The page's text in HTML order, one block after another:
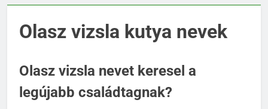
Olasz vizsla kutya nevek
Olasz vizsla nevet keresel a
legújabb családtagnak?